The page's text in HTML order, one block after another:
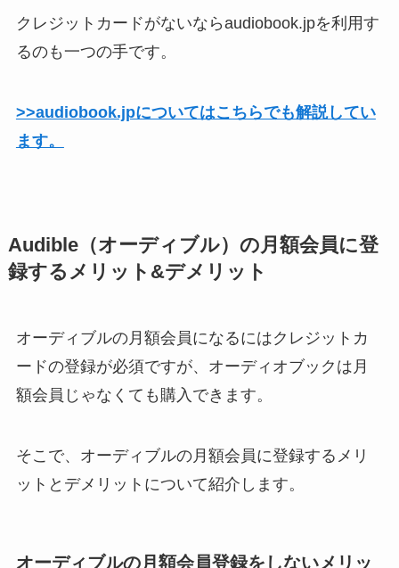
クレジットカードがないならaudiobook.jpを利用す
るのも一つの手です。
>>audiobook.jpについてはこちらでも解説してい
ます。
Audible（オーディブル）の月額会員に登
録するメリット&デメリット
オーディブルの月額会員になるにはクレジットカ
ードの登録が必須ですが、オーディオブックは月
額会員じゃなくても購入できます。
そこで、オーディブルの月額会員に登録するメリ
ットとデメリットについて紹介します。
オーディブルの月額会員登録をしないメリッ